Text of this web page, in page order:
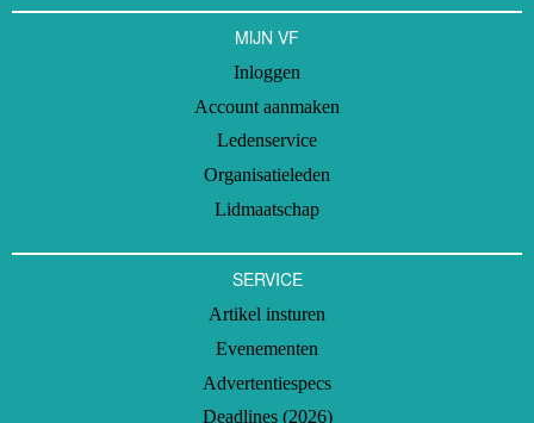
MIJN VF
Inloggen
Account aanmaken
Ledenservice
Organisatieleden
Lidmaatschap
SERVICE
Artikel insturen
Evenementen
Advertentiespecs
Deadlines (2026)